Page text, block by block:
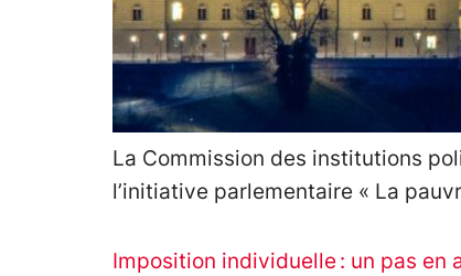
La Commission des institutions
l’initiative parlementaire « La
Imposition individuelle : un pas en